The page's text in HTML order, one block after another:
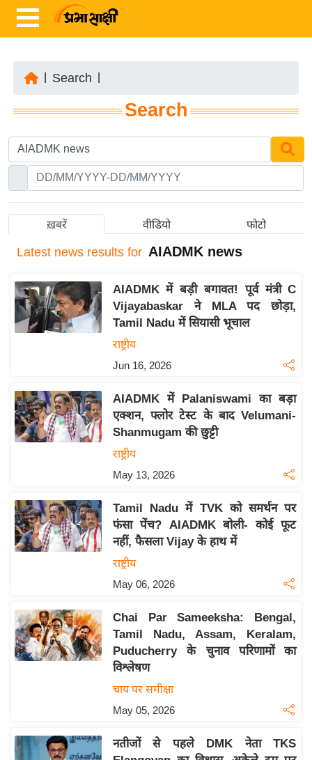
ज़ा
ख
र
ष्ट्री
अं
र्रा
ष्ट्री
य
स
उ
द्यो
ग
त
वि
शे
रा
य
ब
क्रि
Search
Search
ख़बरें वीडियो फोटो
Latest news results for AIADMK news
AIADMK में बड़ी बगावत! पूर्व मंत्री C
Vijayabaskar ने MLA पद छोड़ा,
Tamil Nadu में सियासी भूचाल
राष्ट्रीय
Jun 16, 2026
AIADMK में Palaniswami का बड़ा
एक्शन, फ्लोर टेस्ट के बाद Velumani-
Shanmugam की छुट्टी
राष्ट्रीय
May 13, 2026
Tamil Nadu में TVK को समर्थन पर
फंसा पेंच? AIADMK बोली- कोई फूट
नहीं, फैसला Vijay के हाथ में
राष्ट्रीय
May 06, 2026
Chai Par Sameeksha: Bengal,
Tamil Nadu, Assam, Keralam,
Puducherry के चुनाव परिणामों का
विश्लेषण
चाय पर समीक्षा
May 05, 2026
नतीजों से पहले DMK नेता TKS